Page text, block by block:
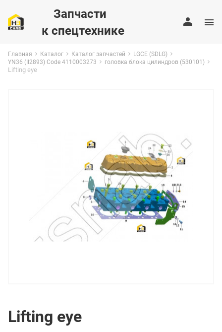
Запчасти
к спецтехнике
Главная Каталог Каталог запчастей
LGCE (SDLG)
YN36 (II2893) Code 4110003273
головка блока цилиндров (530101)
Lifting eye
Lifting eye